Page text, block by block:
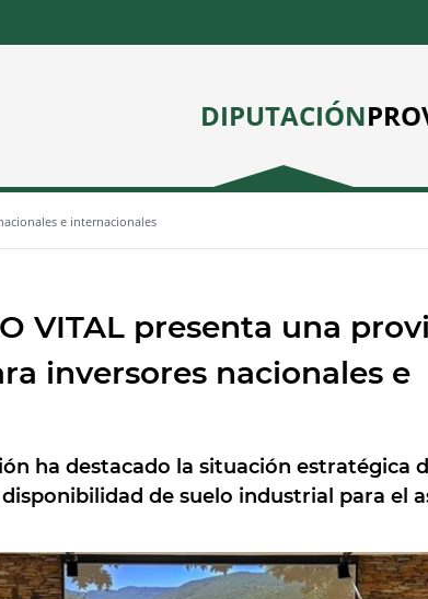
DIPUTACIÓN
e internacionales
VITAL presenta una
inversores nacionales e
ha destacado la situación estratégica
de suelo industrial para el